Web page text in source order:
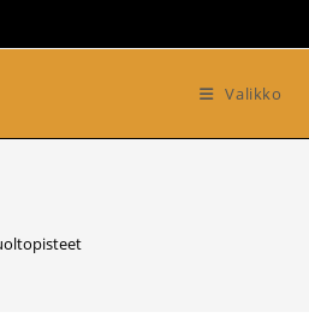
Valikko